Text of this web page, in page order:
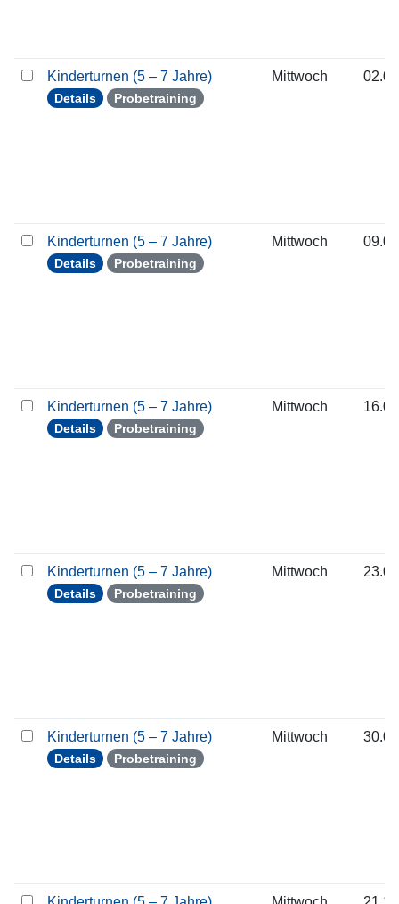
Kinderturnen (5 – 7 Jahre)
Details Probetraining
Mittwoch
Kinderturnen (5 – 7 Jahre)
Details Probetraining
Mittwoch
Kinderturnen (5 – 7 Jahre)
Details Probetraining
Mittwoch
Kinderturnen (5 – 7 Jahre)
Details Probetraining
Mittwoch
Kinderturnen (5 – 7 Jahre)
Details Probetraining
Mittwoch